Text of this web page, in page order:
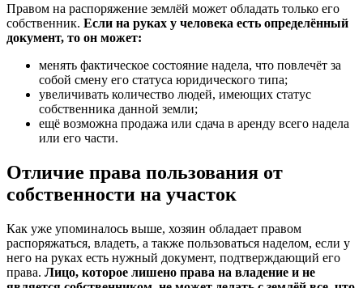
Правом на распоряжение землёй может обладать только его
собственник. Если на руках у человека есть определённый
документ, то он может:
менять фактическое состояние надела, что повлечёт за
собой смену его статуса юридического типа;
увеличивать количество людей, имеющих статус
собственника данной земли;
ещё возможна продажа или сдача в аренду всего надела
или его части.
Отличие права пользования от
собственности на участок
Как уже упоминалось выше, хозяин обладает правом
распоряжаться, владеть, а также пользоваться наделом, если у
него на руках есть нужный документ, подтверждающий его
права. Лицо, которое лишено права на владение и не